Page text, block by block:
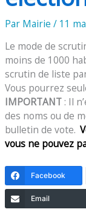
Par Mairie/ 11
Le mode de
moins de 1000
scrutin de liste
Vous pourrez
IMPORTANT : Il
des noms ou de
bulletin de vote.
vous ne pouvez
Facebook
Email